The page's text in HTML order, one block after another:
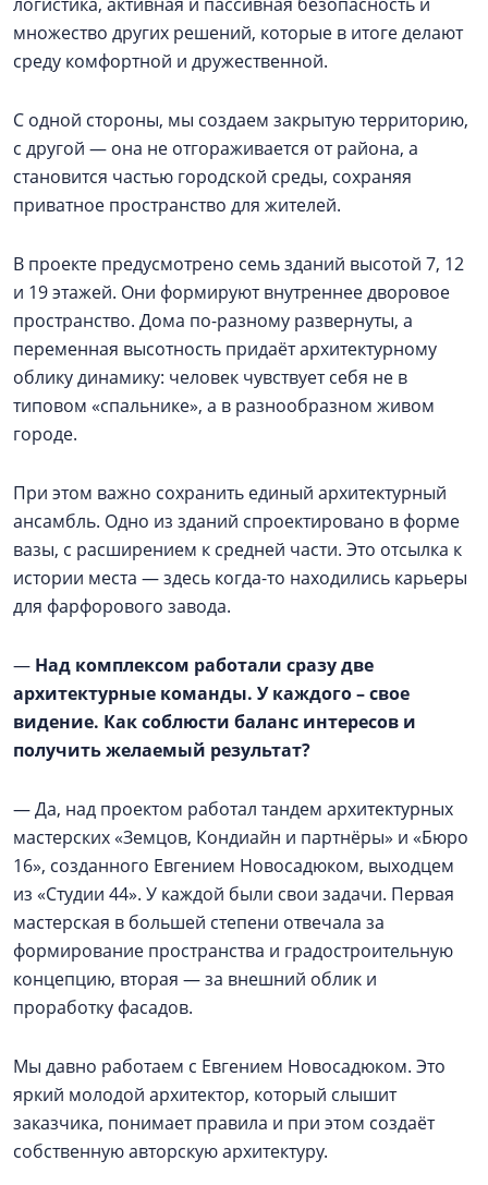
множество других решений, которые в итоге делают
среду комфортной и дружественной.
С одной стороны, мы создаем закрытую территорию,
с другой — она не отгораживается от района, а
становится частью городской среды, сохраняя
приватное пространство для жителей.
В проекте предусмотрено семь зданий высотой 7, 12
и 19 этажей. Они формируют внутреннее дворовое
пространство. Дома по-разному развернуты, а
переменная высотность придаёт архитектурному
облику динамику: человек чувствует себя не в
типовом «спальнике», а в разнообразном живом
городе.
При этом важно сохранить единый архитектурный
ансамбль. Одно из зданий спроектировано в форме
вазы, с расширением к средней части. Это отсылка к
истории места — здесь когда-то находились карьеры
для фарфорового завода.
— Над комплексом работали сразу две
архитектурные команды. У каждого – свое
видение. Как соблюсти баланс интересов и
получить желаемый результат?
— Да, над проектом работал тандем архитектурных
мастерских «Земцов, Кондиайн и партнёры» и «Бюро
16», созданного Евгением Новосадюком, выходцем
из «Студии 44». У каждой были свои задачи. Первая
мастерская в большей степени отвечала за
формирование пространства и градостроительную
концепцию, вторая — за внешний облик и
проработку фасадов.
Мы давно работаем с Евгением Новосадюком. Это
яркий молодой архитектор, который слышит
заказчика, понимает правила и при этом создаёт
собственную авторскую архитектуру.